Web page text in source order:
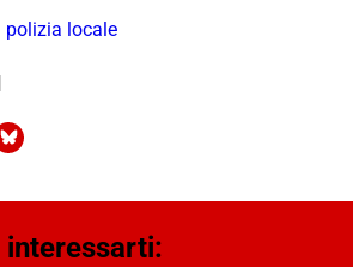
polizia locale
interessarti: